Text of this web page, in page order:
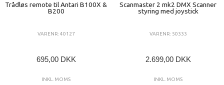
Trådløs remote til Antari B100X &
B200
VARENR: 40127
695,00 DKK
INKL. MOMS
Scanmaster 2 mk2 DMX Scanner
styring med joystick
VARENR: 50333
2.699,00 DKK
INKL. MOMS